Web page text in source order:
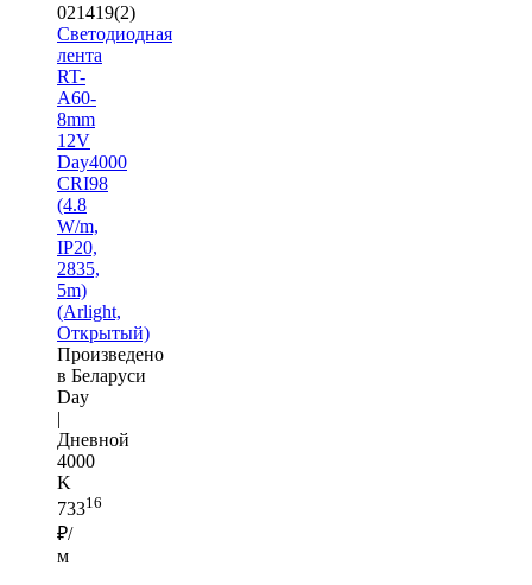
021419(2)
Светодиодная
лента
RT-
A60-
8mm
12V
Day4000
CRI98
(4.8
W/m,
IP20,
2835,
5m)
(Arlight,
Открытый)
Произведено
в Беларуси
Day
|
Дневной
4000
K
73316
₽/
м